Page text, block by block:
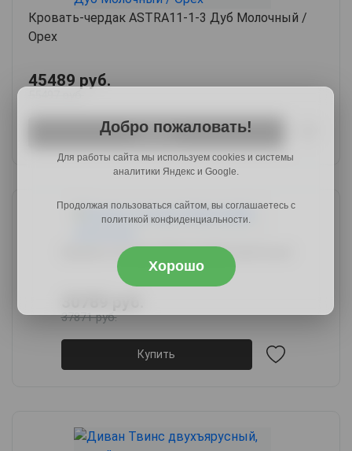
Кровать-чердак ASTRA11-1-3 Дуб Молочный /
Орех
45489 руб.
Купить
Кровать Астра 2 Венге/Дуб молочный
37871 руб.
Купить
Добро пожаловать!
Для работы сайта мы используем cookies и системы
аналитики Яндекс и Google.
Продолжая пользоваться сайтом, вы соглашаетесь с
политикой конфиденциальности.
Хорошо